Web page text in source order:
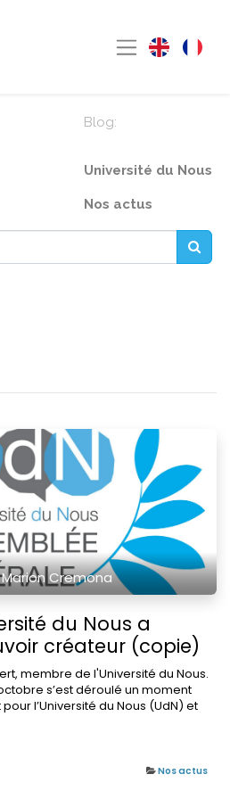
Blog:
Université du Nous
Nos actus
Cremona
du Nous a
créateur (copie)
membre de l'Université du Nous.
s’est déroulé un moment
l’Université du Nous (UdN) et
Nos actus